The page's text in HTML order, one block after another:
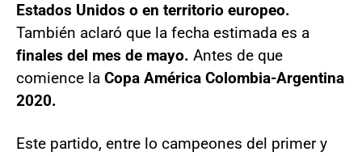
Estados Unidos o en territorio europeo.
También aclaró que la fecha estimada es a
finales del mes de mayo. Antes de que
comience la Copa América Colombia-Argentina
2020.
Este partido, entre lo campeones del primer y